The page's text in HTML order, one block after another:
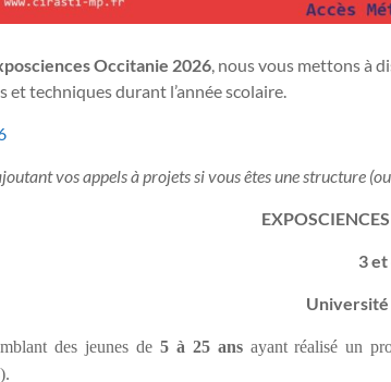
Occitanie 2026, nous vous mettons à
techniques durant l’année scolaire.
vos appels à projets si vous êtes une structure
3
Université
des jeunes de 5 à 25 ansayant réalisé un